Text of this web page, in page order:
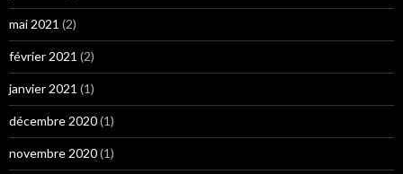
mai 2021 (2)
février 2021 (2)
janvier 2021 (1)
décembre 2020(1)
novembre 2020(1)